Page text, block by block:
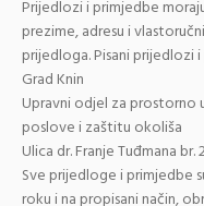
Prijedlozi i primjedbe
prezime, adresu i
prijedloga. Pisani prijedlozi
Grad Knin
Upravni odjel za prostorno
poslove i zaštitu okoliša
Ulica dr. Franje Tuđmana br.
Sve prijedloge i primjedbe
roku i na propisani način,